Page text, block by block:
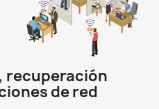
recuperación
de red